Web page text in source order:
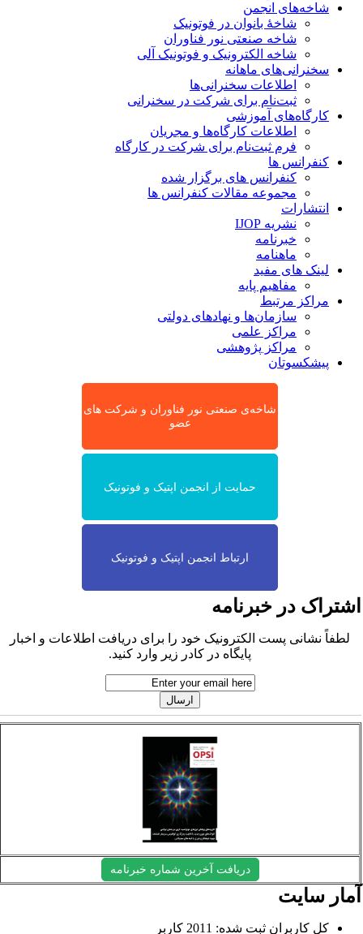
شاخه‌های انجمن
شاخۀ بانوان در فوتونیک
شاخه صنعتی نور فناوران
شاخه‌ الکترونیک و فوتونیک آلی
سخنرانی‌های ماهانه
اطلاعات سخنرانی‌‌ها
ثبت‌نام برای شرکت در سخنرانی
کارگاه‌های آموزشی
اطلاعات کارگاه‌ها و مجریان
فرم ثبت‌نام برای شرکت در کارگاه
کنفرانس ها
کنفرانس های برگزار شده
مجموعه مقالات کنفرانس ها
انتشارات
نشریه IJOP
خبرنامه
ماهنامه
لینک های مفید
مفاهیم پایه
مراکز مرتبط
سازمان‌ها و نهادهای دولتی
مراکز علمی
مراکز پژوهشی
پیشکسوتان
شاخه‌ی صنعتی نور فناوران و شرکت های
عضو
حمایت از انجمن اپتیک و فوتونیک
ارتباط انجمن اپتیک و فوتونیک
در خبرنامه
لطفاً نشانی پست الکترونیک خود را برای دریافت اطلاعات و اخبار
پایگاه در کادر زیر وارد کنید.
دریافت آخرین شماره خبرنامه
سایت
کل کاربران ثبت شده: 2011 کاربر